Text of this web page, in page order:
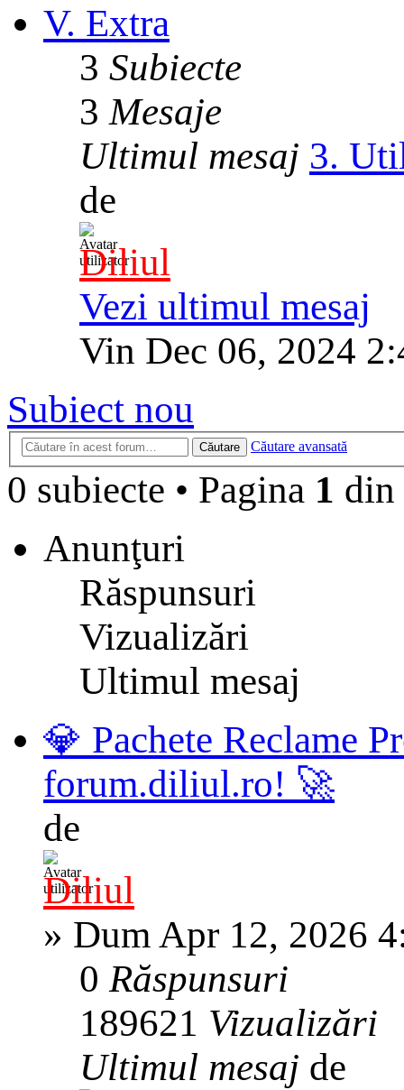
V. Extra
3 Subiecte
3 Mesaje
Ultimul mesaj 3.
de
Diliul
Vezi ultimul mesaj
Vin Dec 06, 2024
Subiect nou
Căutare Căutare avansată
0 subiecte • Pagina 1 din
Anunţuri
Răspunsuri
Vizualizări
Ultimul mesaj
💎 Pachete Reclame
forum.diliul.ro! 🚀
de
Diliul
» Dum Apr 12, 2026
0Răspunsuri
189621 Vizualizări
Ultimul mesaj de